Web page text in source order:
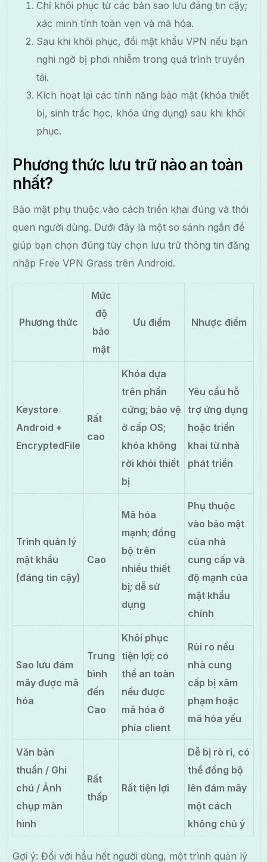
Chỉ khôi phục từ các bản sao lưu đáng tin cậy;
xác minh tính toàn vẹn và mã hóa.
Sau khi khôi phục, đổi mật khẩu VPN nếu bạn
nghi ngờ bị phơi nhiễm trong quá trình truyền
tải.
Kích hoạt lại các tính năng bảo mật (khóa thiết
bị, sinh trắc học, khóa ứng dụng) sau khi khôi
phục.
Phương thức lưu trữ nào an toàn
nhất?
Bảo mật phụ thuộc vào cách triển khai đúng và thói
quen người dùng. Dưới đây là một so sánh ngắn để
giúp bạn chọn đúng tùy chọn lưu trữ thông tin đăng
nhập Free VPN Grass trên Android.
Phương thức
Mức
độ
bảo
mật
Ưu điểm Nhược điểm
Keystore
Android +
EncryptedFile
Rất
cao
Khóa dựa
trên phần
cứng; bảo vệ
ở cấp OS;
khóa không
rời khỏi thiết
bị
Yêu cầu hỗ
trợ ứng dụng
hoặc triển
khai từ nhà
phát triển
Trình quản lý
mật khẩu
(đáng tin cậy)
Cao
Mã hóa
mạnh; đồng
bộ trên
nhiều thiết
bị; dễ sử
dụng
Phụ thuộc
vào bảo mật
của nhà
cung cấp và
độ mạnh của
mật khẩu
chính
Sao lưu đám
mây được mã
hóa
Trung
bình
đến
Cao
Khôi phục
tiện lợi; có
thể an toàn
nếu được
mã hóa ở
phía client
Rủi ro nếu
nhà cung
cấp bị xâm
phạm hoặc
mã hóa yếu
Văn bản
thuần / Ghi
chú / Ảnh
chụp màn
hình
Rất
thấp
Rất tiện lợi
Dễ bị rò rỉ, có
thể đồng bộ
lên đám mây
một cách
không chủ ý
Gợi ý: Đối với hầu hết người dùng, một trình quản lý